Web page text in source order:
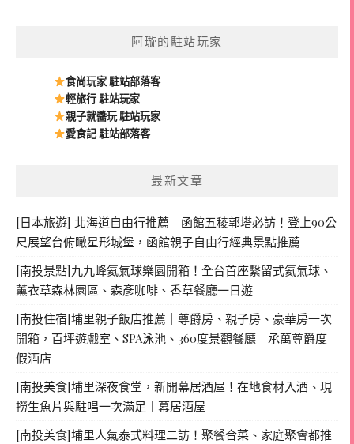
阿璇的駐站玩家
食尚玩家 駐站部落客
輕旅行 駐站玩家
親子就醬玩 駐站玩家
愛食記 駐站部落客
最新文章
[日本旅遊] 北海道自由行推薦｜函館五稜郭塔必訪！登上90公
尺展望台俯瞰星形城堡，函館親子自由行經典景點推薦
[南投景點]九九峰氦氣球樂園開箱！全台首座繫留式氦氣球、
薰衣草森林園區、森彥咖啡、香草餐廳一日遊
[南投住宿]埔里親子飯店推薦｜尊爵房、親子房、豪華房一次
開箱，百坪遊戲室、SPA泳池、360度景觀餐廳｜承萬尊爵度
假酒店
[南投美食]埔里深夜食堂，新開幕居酒屋！在地食材入酒、現
撈生魚片與駐唱一次滿足｜幕居酒屋
[南投美食]埔里人氣泰式料理二訪！聚餐合菜、家庭聚會都推